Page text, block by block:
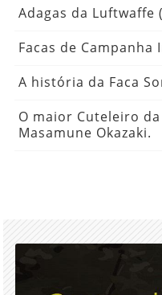
Adagas da Luftwaffe
Facas de Campanha
A história da Faca
O maior Cuteleiro
Masamune Okazaki.